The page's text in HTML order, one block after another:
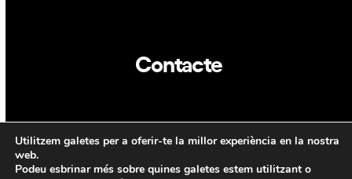
Contacte
CAT ENG
Utilitzem galetes per a oferir-te la millor experiència en la nostra
web.
Podeu esbrinar més sobre quines galetes estem utilitzant o